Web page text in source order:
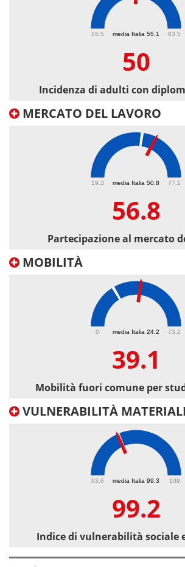
media Italia 55.1
16.5 83.5
50
Incidenza di adulti con
MERCATO DEL LAVORO
media Italia 50.8
19.3 77.1
56.8
Partecipazione al mercato
MOBILITÀ
media Italia 24.2
0 73.2
39.1
Mobilità fuori comune per
VULNERABILITÀ
media Italia 99.3
93.6 109
99.2
Indice di vulnerabilità sociale